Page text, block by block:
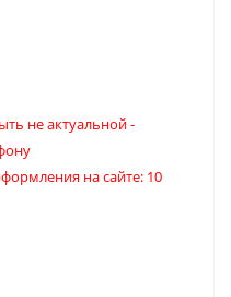
не актуальной -
на сайте: 10